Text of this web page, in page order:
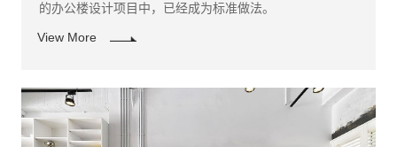
的办公楼设计项目中，已经成为标准做法。 ​
View More